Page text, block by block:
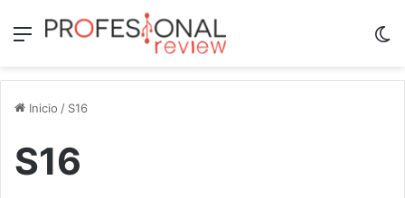
Menú
Inicio / S16
S16